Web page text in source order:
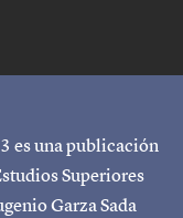
es una publicación
Superiores
Garza Sada